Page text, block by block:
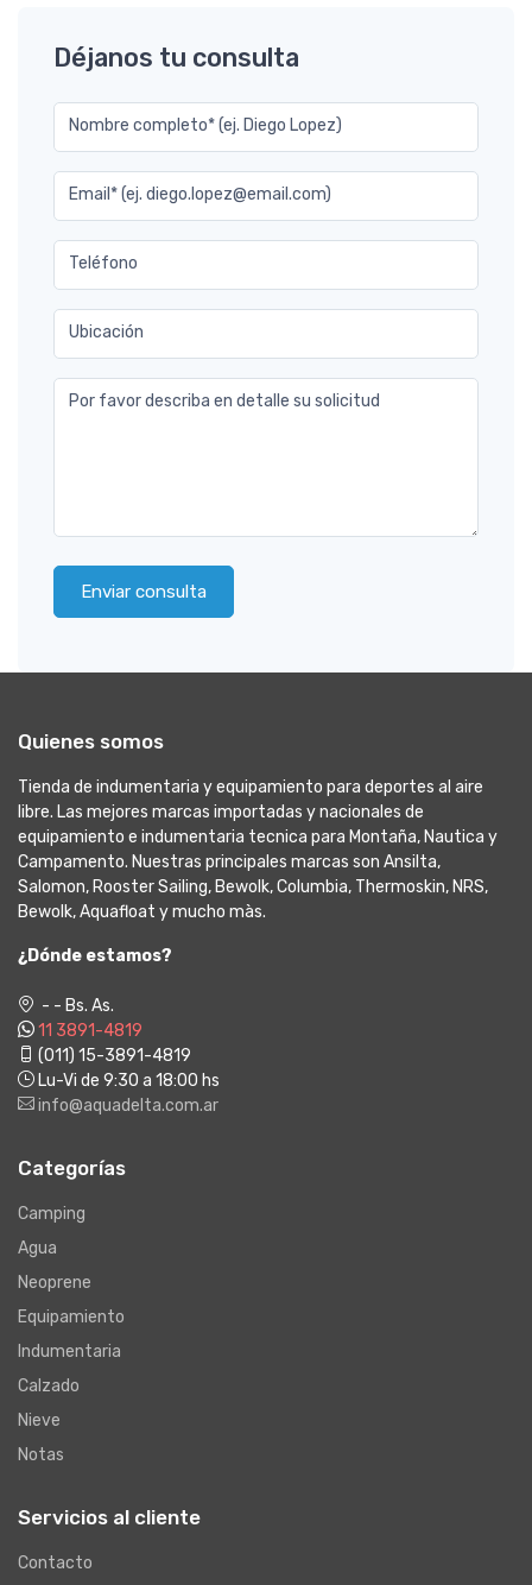
Déjanos tu consulta
Nombre completo* (ej. Diego Lopez)
Email* (ej. diego.lopez@email.com)
Teléfono
Ubicación
Por favor describa en detalle su solicitud
Enviar consulta
Quienes somos
Tienda de indumentaria y equipamiento para deportes al aire
libre. Las mejores marcas importadas y nacionales de
equipamiento e indumentaria tecnica para Montaña, Nautica y
Campamento. Nuestras principales marcas son Ansilta,
Salomon, Rooster Sailing, Bewolk, Columbia, Thermoskin, NRS,
Bewolk, Aquafloat y mucho màs.
¿Dónde estamos?
- - Bs. As.
11 3891-4819
(011) 15-3891-4819
Lu-Vi de 9:30 a 18:00 hs
info@aquadelta.com.ar
Categorías
Camping
Agua
Neoprene
Equipamiento
Indumentaria
Calzado
Nieve
Notas
Servicios al cliente
Contacto